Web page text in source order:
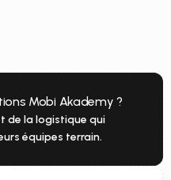
Mobi Akademy ?
de la logistique qui
équipes terrain.